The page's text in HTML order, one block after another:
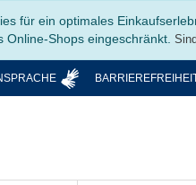
für ein optimales
Shops eingeschränkt.